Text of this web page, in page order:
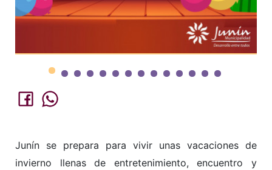
Junín se prepara para vivir unas vacaciones de
invierno llenas de entretenimiento, encuentro y